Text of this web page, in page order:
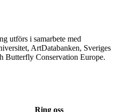
utförs i samarbete med
ArtDatabanken, Sveriges
Butterfly Conservation Europe.
Ring oss